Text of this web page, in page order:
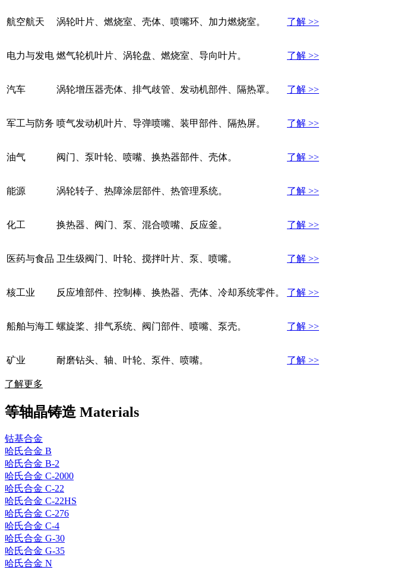
航空航天 涡轮叶片、燃烧室、壳体、喷嘴环、加力燃烧室。 了解 >>
电力与发电 燃气轮机叶片、涡轮盘、燃烧室、导向叶片。 了解 >>
汽车 涡轮增压器壳体、排气歧管、发动机部件、隔热罩。 了解 >>
军工与防务 喷气发动机叶片、导弹喷嘴、装甲部件、隔热屏。 了解 >>
油气 阀门、泵叶轮、喷嘴、换热器部件、壳体。 了解 >>
能源 涡轮转子、热障涂层部件、热管理系统。 了解 >>
化工 换热器、阀门、泵、混合喷嘴、反应釜。 了解 >>
医药与食品 卫生级阀门、叶轮、搅拌叶片、泵、喷嘴。 了解 >>
核工业 反应堆部件、控制棒、换热器、壳体、冷却系统零件。 了解 >>
船舶与海工 螺旋桨、排气系统、阀门部件、喷嘴、泵壳。 了解 >>
矿业 耐磨钻头、轴、叶轮、泵件、喷嘴。 了解 >>
了解更多
等轴晶铸造 Materials
钴基合金
哈氏合金 B
哈氏合金 B-2
哈氏合金 C-2000
哈氏合金 C-22
哈氏合金 C-22HS
哈氏合金 C-276
哈氏合金 C-4
哈氏合金 G-30
哈氏合金 G-35
哈氏合金 N